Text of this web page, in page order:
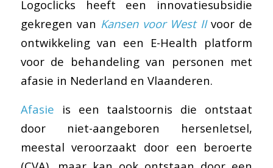
Logoclicks heeft een innovatiesubsidie
gekregen van Kansen voor West IIvoor de
ontwikkeling van een E-Health platform
voor de behandeling van personen met
afasie in Nederland en Vlaanderen.
Afasie is een taalstoornis die ontstaat
door niet-aangeboren hersenletsel,
meestal veroorzaakt door een beroerte